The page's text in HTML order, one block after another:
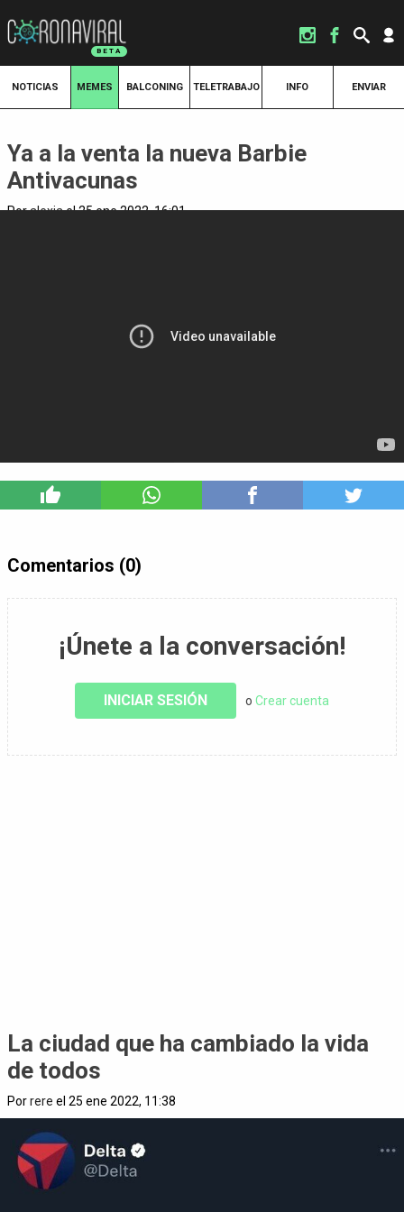
NOTICIAS MEMES BALCONING TELETRABAJO INFO ENVIAR
Ya a la venta la nueva Barbie
Antivacunas
Poralexiael 25 ene 2022, 16:01
Comentarios (0)
¡Únete a la conversación!
INICIAR SESIÓN o Crear cuenta
La ciudad que ha cambiado la vida
de todos
Porrere el 25 ene 2022, 11:38